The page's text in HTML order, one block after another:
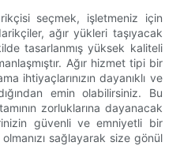
seçmek, işletmeniz için
ağır yükleri taşıyacak
tasarlanmış yüksek kaliteli
Ağır hizmet tipi bir
ihtiyaçlarınızın dayanıklı ve
emin olabilirsiniz. Bu
zorluklarına dayanacak
güvenli ve emniyetli bir
sağlayarak size gönül